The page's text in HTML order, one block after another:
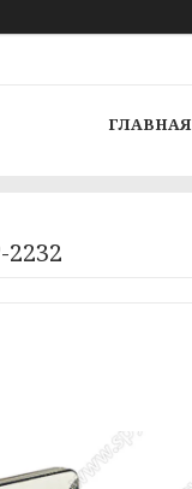
ГЛАВНАЯ